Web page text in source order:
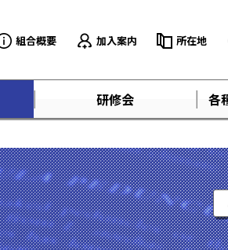
組合概要 加入案内 所在地
研修会 各